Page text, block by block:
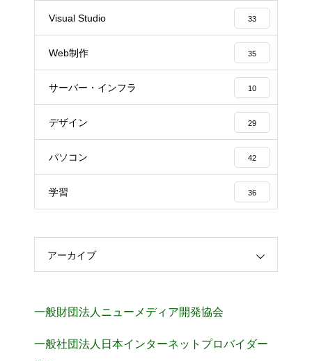
Visual Studio 33
Web制作 35
サーバー・インフラ 10
デザイン 29
パソコン 42
学習 36
アーカイブ
一般財団法人ニューメディア開発協会
一般社団法人日本インターネットプロバイダー